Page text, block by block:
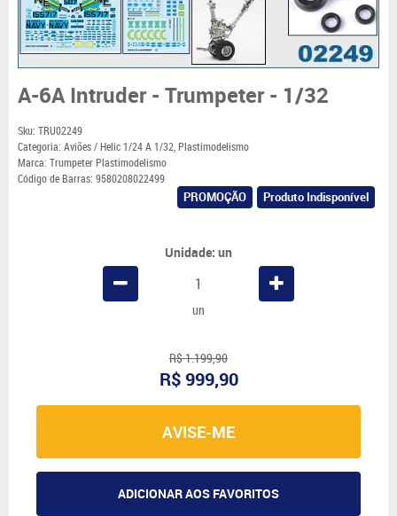
A-6A Intruder - Trumpeter - 1/32
Sku: TRU02249
Categoria: Aviões / Helic 1/24 A 1/32,Plastimodelismo
Marca: Trumpeter Plastimodelismo
Código de Barras: 9580208022499
PROMOÇÃO Produto Indisponível
Unidade: un
un
R$ 1.199,90
R$ 999,90
AVISE-ME
ADICIONAR AOS FAVORITOS